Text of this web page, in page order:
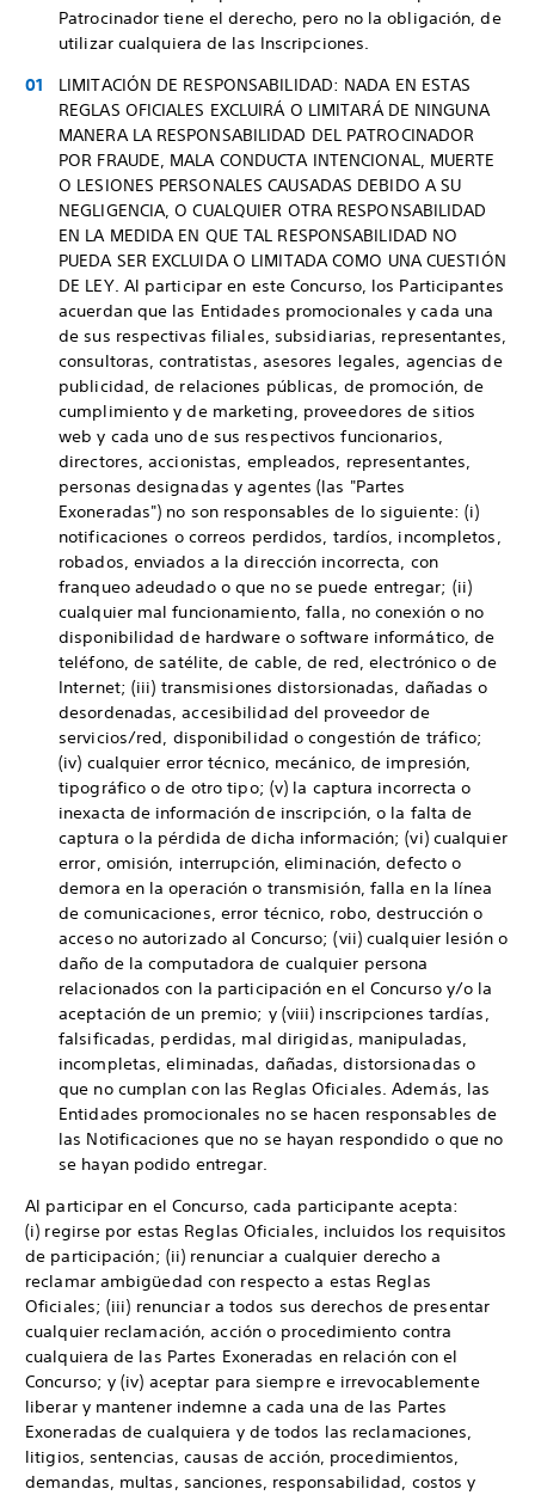
Patrocinador tiene el derecho, pero no la obligación, de
utilizar cualquiera de las Inscripciones.
LIMITACIÓN DE RESPONSABILIDAD: NADA EN ESTAS
REGLAS OFICIALES EXCLUIRÁ O LIMITARÁ DE NINGUNA
MANERA LA RESPONSABILIDAD DEL PATROCINADOR
POR FRAUDE, MALA CONDUCTA INTENCIONAL, MUERTE
O LESIONES PERSONALES CAUSADAS DEBIDO A SU
NEGLIGENCIA, O CUALQUIER OTRA RESPONSABILIDAD
EN LA MEDIDA EN QUE TAL RESPONSABILIDAD NO
PUEDA SER EXCLUIDA O LIMITADA COMO UNA CUESTIÓN
DE LEY. Al participar en este Concurso, los Participantes
acuerdan que las Entidades promocionales y cada una
de sus respectivas filiales, subsidiarias, representantes,
consultoras, contratistas, asesores legales, agencias de
publicidad, de relaciones públicas, de promoción, de
cumplimiento y de marketing, proveedores de sitios
web y cada uno de sus respectivos funcionarios,
directores, accionistas, empleados, representantes,
personas designadas y agentes (las "Partes
Exoneradas") no son responsables de lo siguiente: (i)
notificaciones o correos perdidos, tardíos, incompletos,
robados, enviados a la dirección incorrecta, con
franqueo adeudado o que no se puede entregar; (ii)
cualquier mal funcionamiento, falla, no conexión o no
disponibilidad de hardware o software informático, de
teléfono, de satélite, de cable, de red, electrónico o de
Internet; (iii) transmisiones distorsionadas, dañadas o
desordenadas, accesibilidad del proveedor de
servicios/red, disponibilidad o congestión de tráfico;
(iv) cualquier error técnico, mecánico, de impresión,
tipográfico o de otro tipo; (v) la captura incorrecta o
inexacta de información de inscripción, o la falta de
captura o la pérdida de dicha información; (vi) cualquier
error, omisión, interrupción, eliminación, defecto o
demora en la operación o transmisión, falla en la línea
de comunicaciones, error técnico, robo, destrucción o
acceso no autorizado al Concurso; (vii) cualquier lesión o
daño de la computadora de cualquier persona
relacionados con la participación en el Concurso y/o la
aceptación de un premio; y (viii) inscripciones tardías,
falsificadas, perdidas, mal dirigidas, manipuladas,
incompletas, eliminadas, dañadas, distorsionadas o
que no cumplan con las Reglas Oficiales. Además, las
Entidades promocionales no se hacen responsables de
las Notificaciones que no se hayan respondido o que no
se hayan podido entregar.
Al participar en el Concurso, cada participante acepta:
(i) regirse por estas Reglas Oficiales, incluidos los requisitos
de participación; (ii) renunciar a cualquier derecho a
reclamar ambigüedad con respecto a estas Reglas
Oficiales; (iii) renunciar a todos sus derechos de presentar
cualquier reclamación, acción o procedimiento contra
cualquiera de las Partes Exoneradas en relación con el
Concurso; y (iv) aceptar para siempre e irrevocablemente
liberar y mantener indemne a cada una de las Partes
Exoneradas de cualquiera y de todos las reclamaciones,
litigios, sentencias, causas de acción, procedimientos,
demandas, multas, sanciones, responsabilidad, costos y